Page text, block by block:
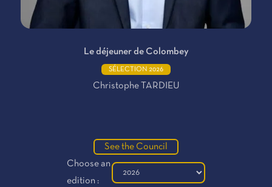
Le déjeuner de Colombey
SÉLECTION 2026
Christophe TARDIEU
See the Council
Choose an
edition :